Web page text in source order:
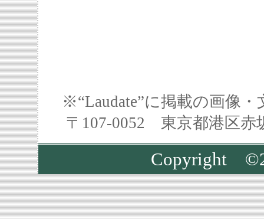
※“Laudate”に掲載の画像
〒107-0052 東京都港区
Copyright